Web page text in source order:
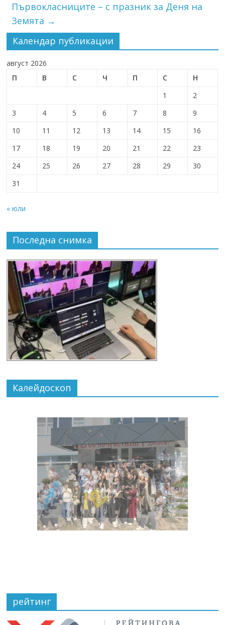
Първокласниците – с празник за Деня на
Земята →
Календар публикации
август 2026
П
В С Ч П С
Н
1
2
3
4 5 6 7 8
9
10
11 12 13 14 15
16
17
18 19 20 21 22
23
24
25 26 27 28 29
30
31
« юли
Последна снимка
Калейдоскоп
рейтинг